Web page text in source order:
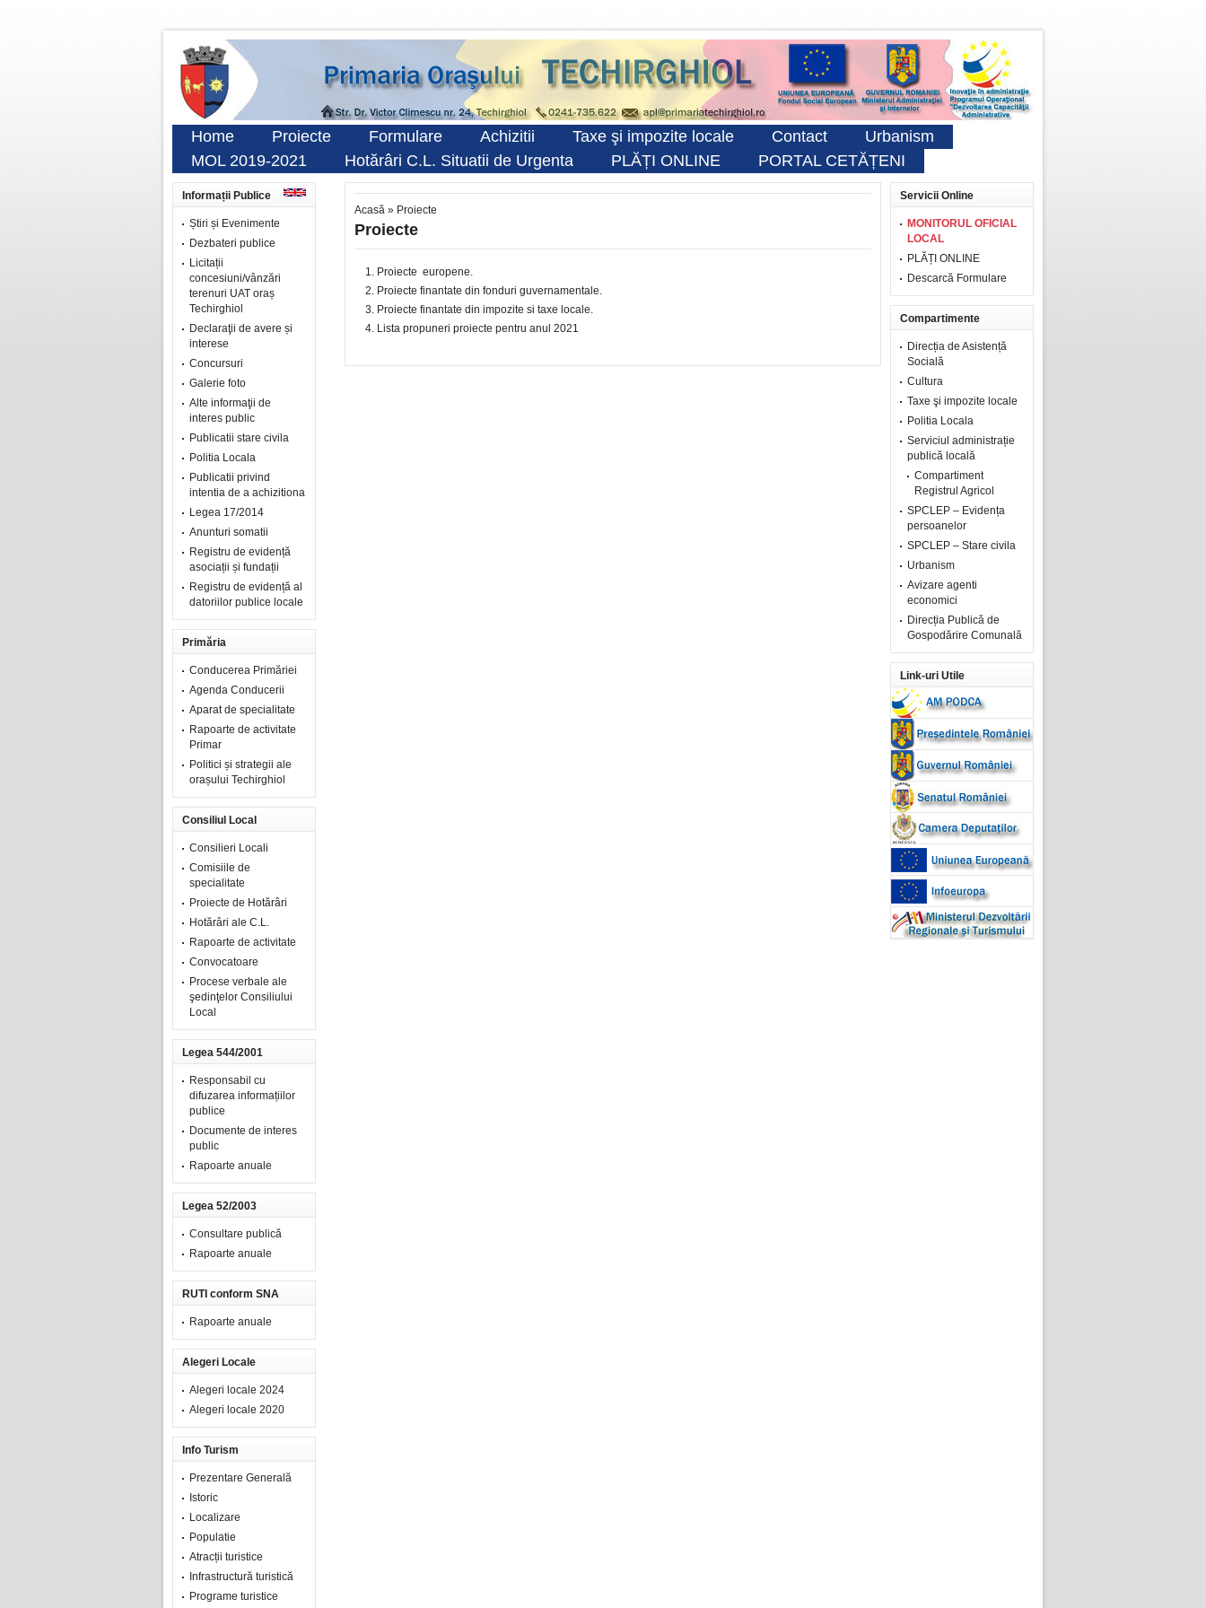
Home Proiecte Formulare Achizitii Taxe şi impozite locale Contact
Urbanism
MOL 2019-2021
Hotărâri C.L. Situatii de Urgenta PLĂȚI ONLINE PORTAL CETĂȚENI
Informații Publice
Știri și Evenimente
Dezbateri publice
Licitații
concesiuni/vânzări
terenuri UAT oraș
Techirghiol
Declaraţii de avere și
interese
Concursuri
Galerie foto
Alte informaţii de
interes public
Publicatii stare civila
Politia Locala
Publicatii privind
intentia de a achizitiona
Legea 17/2014
Anunturi somatii
Registru de evidență
asociații și fundații
Registru de evidență al
datoriilor publice locale
Primăria
Conducerea Primăriei
Agenda Conducerii
Aparat de specialitate
Rapoarte de activitate
Primar
Politici și strategii ale
orașului Techirghiol
Consiliul Local
Consilieri Locali
Comisiile de
specialitate
Proiecte de Hotărâri
Hotărâri ale C.L.
Rapoarte de activitate
Convocatoare
Procese verbale ale
şedinţelor Consiliului
Local
Legea 544/2001
Responsabil cu
difuzarea informațiilor
publice
Documente de interes
public
Rapoarte anuale
Legea 52/2003
Consultare publică
Rapoarte anuale
RUTI conform SNA
Rapoarte anuale
Alegeri Locale
Alegeri locale 2024
Alegeri locale 2020
Info Turism
Prezentare Generală
Istoric
Localizare
Populatie
Atracții turistice
Infrastructură turistică
Programe turistice
Acasă » Proiecte
Proiecte
Proiecte europene.
Proiecte finantate din fonduri guvernamentale.
Proiecte finantate din impozite si taxe locale.
Lista propuneri proiecte pentru anul 2021
Servicii Online
MONITORUL OFICIAL
LOCAL
PLĂȚI ONLINE
Descarcă Formulare
Compartimente
Direcția de Asistență
Socială
Cultura
Taxe şi impozite locale
Politia Locala
Serviciul administrație
publică locală
Compartiment
Registrul Agricol
SPCLEP – Evidența
persoanelor
SPCLEP – Stare civila
Urbanism
Avizare agenti
economici
Direcția Publică de
Gospodărire Comunală
Link-uri Utile